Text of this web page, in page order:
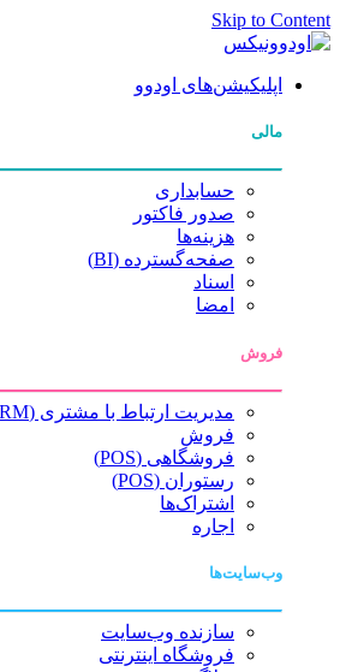
Skip to Content
اپلیکیشن‌های اودوو
مالی
حسابداری
صدور فاکتور
هزینه‌ها
صفحه‌گسترده (BI)
اسناد
امضا
فروش
مدیریت ارتباط با مشتری (CRM)
فروش
فروشگاهی (POS)
رستوران (POS)
اشتراک‌ها
اجاره
وب‌سایت‌ها
سازنده وب‌سایت
فروشگاه اینترنتی